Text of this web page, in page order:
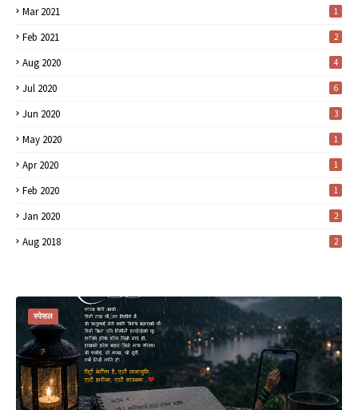
Mar 2021 1
Feb 2021 2
Aug 2020 4
Jul 2020 6
Jun 2020 3
May 2020 1
Apr 2020 1
Feb 2020 1
Jan 2020 2
Aug 2018 2
स्पेसल